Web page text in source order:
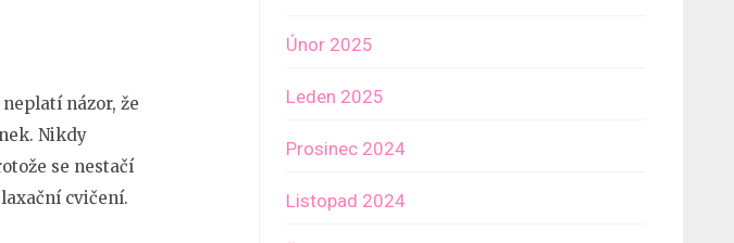
názor, že
Nikdy
se nestačí
cvičení.
Únor 2025
Leden 2025
Prosinec 2024
Listopad 2024